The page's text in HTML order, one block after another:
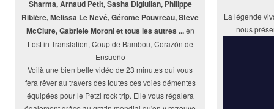
Sharma, Arnaud Petit, Sasha Digiulian, Philippe
Ribière, Melissa Le Nevé, Gérôme Pouvreau, Steve
McClure, Gabriele Moroni et tous les autres ...en
Lost in Translation, Coup de Bambou, Corazón de
Ensueño
Voilà une bien belle vidéo de 23 minutes qui vous
fera rêver au travers des toutes ces voies démentes
équipées pour le Petzl rock trip. Elle vous régalera
La légende
nous